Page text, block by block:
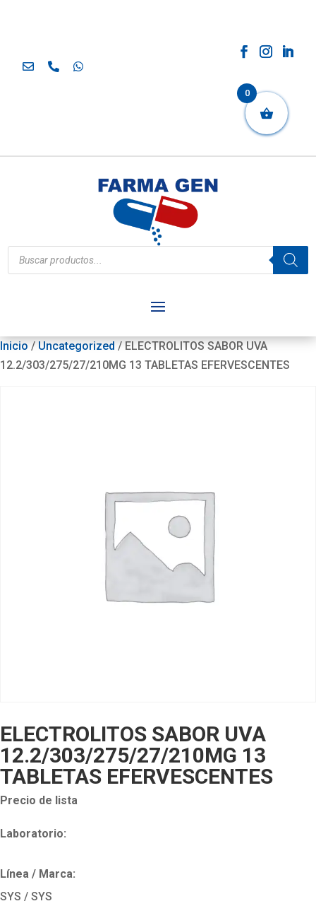
Búsqueda
de
productos
Inicio / Uncategorized / ELECTROLITOS SABOR UVA
12.2/303/275/27/210MG 13 TABLETAS EFERVESCENTES
ELECTROLITOS SABOR UVA
12.2/303/275/27/210MG 13
TABLETAS EFERVESCENTES
Precio de lista
Laboratorio:
Línea / Marca:
SYS / SYS
0